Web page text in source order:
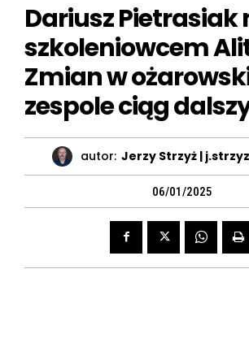
Dariusz
szkoleniowcem
Zmian w
zespole ciąg
autor: Jerzy Strzyż |
06/01/2025